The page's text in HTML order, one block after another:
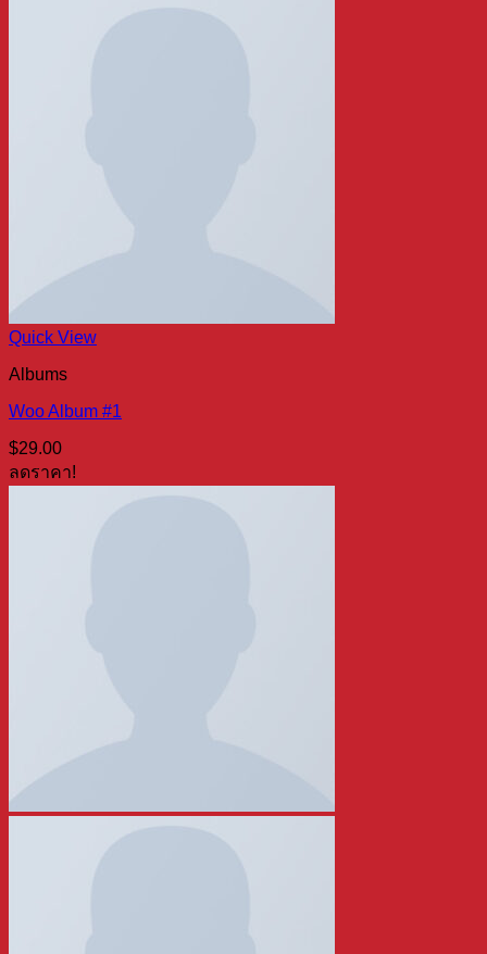
Quick View
Albums
Woo Album #1
$29.00
ลดราคา!